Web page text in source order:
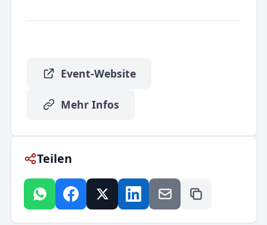
Event-Website
Mehr Infos
Teilen